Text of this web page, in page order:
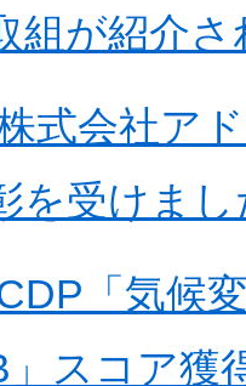
組が紹介
式会社ア
を受けまし
「気候
」スコア獲